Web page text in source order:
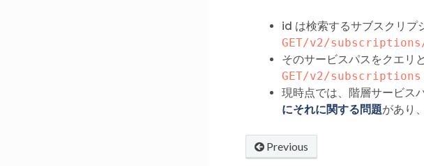
id は検索するサブスクリ
GET/v2/
そのサービスパスをクエリ
GET/v2/subscriptions
現時点では、階層サービス
にそれに関する問題があり
Previous